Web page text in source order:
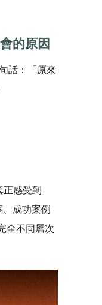
的原因
話：「原來
感受到
成功案例
全不同層次